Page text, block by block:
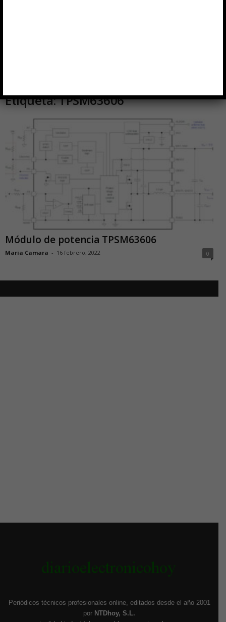
Etiqueta: TPSM63606
Módulo de potencia TPSM63606
Maria Camara - 16 febrero, 2022 0
Periódicos técnicos profesionales online, editados desde el año 2001
por NTDhoy, S.L.